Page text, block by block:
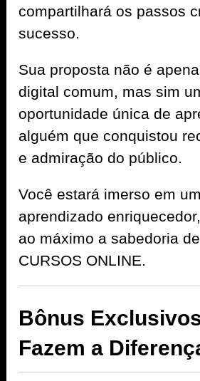
compartilhará os passos
sucesso.
Sua proposta não é
digital comum, mas sim
oportunidade única de
alguém que conquistou
e admiração do público.
Você estará imerso em
aprendizado
ao máximo a sabedoria
CURSOS ONLINE.
Bônus
Fazem a